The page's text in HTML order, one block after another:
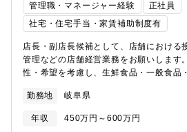
管理職・マネージャー経験
正社員
社宅・住宅手当・家賃補助制度有
店長・副店長候補として、店舗における
管理などの店舗経営業務をお願いします
性・希望を考慮し、生鮮食品・一般食品
トの考案・陳列※マネジメント業務など
幅広い業務を担当頂きます。【魅力・や
から送られてくる売場レイアウトに沿っ
勤務地 岐阜県
年収 450万円～600万円